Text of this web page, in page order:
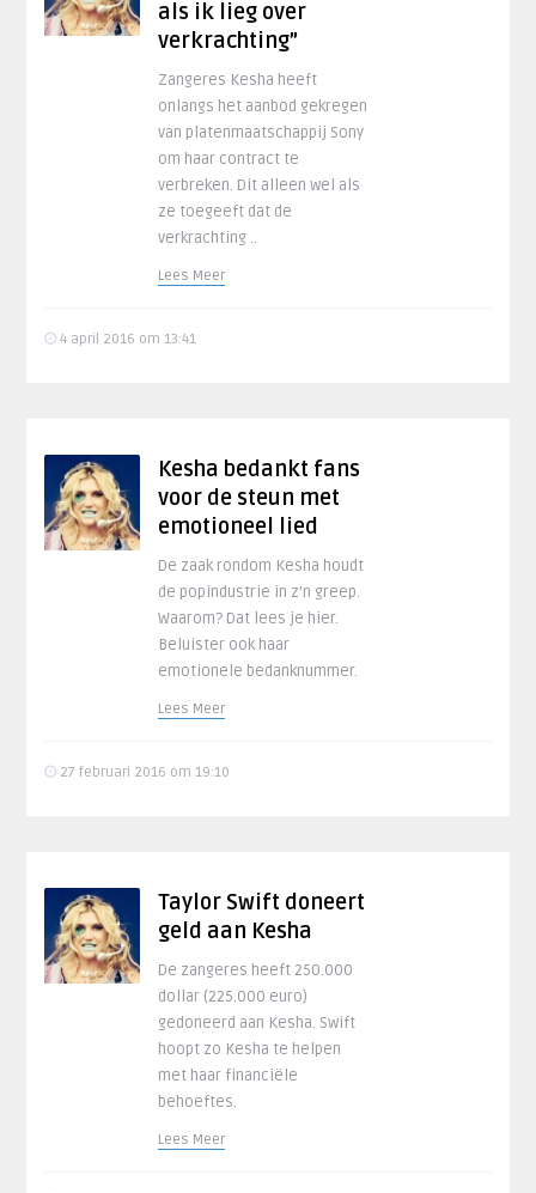
als ik lieg over
verkrachting”
Zangeres Kesha heeft
onlangs het aanbod gekregen
van platenmaatschappij Sony
om haar contract te
verbreken. Dit alleen wel als
ze toegeeft dat de
verkrachting ..
Lees Meer
4 april 2016 om 13:41
Kesha bedankt fans
voor de steun met
emotioneel lied
De zaak rondom Kesha houdt
de popindustrie in z’n greep.
Waarom? Dat lees je hier.
Beluister ook haar
emotionele bedanknummer.
Lees Meer
27 februari 2016 om 19:10
Taylor Swift doneert
geld aan Kesha
De zangeres heeft 250.000
dollar (225.000 euro)
gedoneerd aan Kesha. Swift
hoopt zo Kesha te helpen
met haar financiële
behoeftes.
Lees Meer